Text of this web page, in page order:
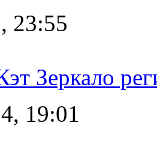
23:55
Зеркало
19:01